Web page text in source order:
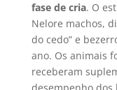
fase de cria. O
Nelore machos,
do cedo” e
ano. Os animais
receberam